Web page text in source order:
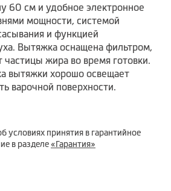
60 см и удобное электронное
мощности, системой
и функцией
Вытяжка оснащена фильтром,
частицы жира во время готовки.
вытяжки хорошо освещает
варочной поверхности.
условиях принятия в гарантийное
в разделе«Гарантия»